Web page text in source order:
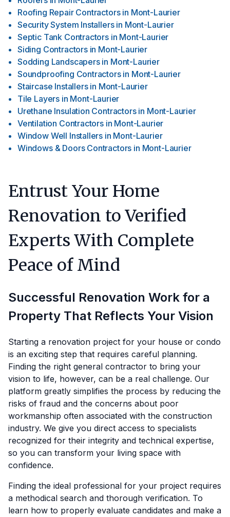
Roofing Repair Contractors in Mont-Laurier
Security System Installers in Mont-Laurier
Septic Tank Contractors in Mont-Laurier
Siding Contractors in Mont-Laurier
Sodding Landscapers in Mont-Laurier
Soundproofing Contractors in Mont-Laurier
Staircase Installers in Mont-Laurier
Tile Layers in Mont-Laurier
Urethane Insulation Contractors in Mont-Laurier
Ventilation Contractors in Mont-Laurier
Window Well Installers in Mont-Laurier
Windows & Doors Contractors in Mont-Laurier
Entrust Your Home
Renovation to Verified
Experts With Complete
Peace of Mind
Successful Renovation Work for a
Property That Reflects Your Vision
Starting a renovation project for your house or condo
is an exciting step that requires careful planning.
Finding the right general contractor to bring your
vision to life, however, can be a real challenge. Our
platform greatly simplifies the process by reducing the
risks of fraud and the concerns about poor
workmanship often associated with the construction
industry. We give you direct access to specialists
recognized for their integrity and technical expertise,
so you can transform your living space with
confidence.
Finding the ideal professional for your project requires
a methodical search and thorough verification. To
learn how to properly evaluate candidates and make a